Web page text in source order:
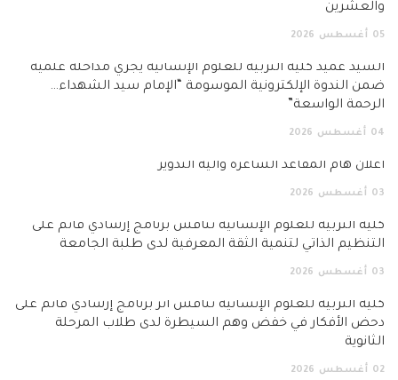
والعشرين
05 أغسطس 2026
السيد عميد كلية التربية للعلوم الإنسانية يجري مداخلة علمية
ضمن الندوة الإلكترونية الموسومة “الإمام سيد الشهداء…
الرحمة الواسعة”
04 أغسطس 2026
اعلان هام المقاعد الشاغرة وآلية التدوير
03 أغسطس 2026
كلية التربية للعلوم الإنسانية تناقش برنامج إرشادي قائم على
التنظيم الذاتي لتنمية الثقة المعرفية لدى طلبة الجامعة
03 أغسطس 2026
كلية التربية للعلوم الإنسانية تناقش أثر برنامج إرشادي قائم على
دحض الأفكار في خفض وهم السيطرة لدى طلاب المرحلة
الثانوية
02 أغسطس 2026